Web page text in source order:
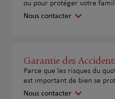
ou pour protéger votre
Nous contacter
Garantie des
Parce que les risques du
est important de bien se
Nous contacter